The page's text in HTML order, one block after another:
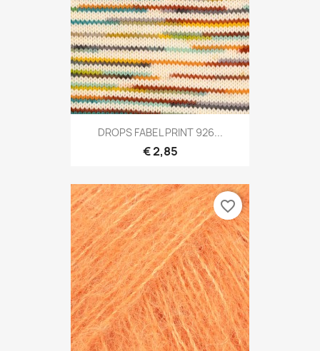
DROPS FABEL PRINT 926...
€ 2,85
favorite_border